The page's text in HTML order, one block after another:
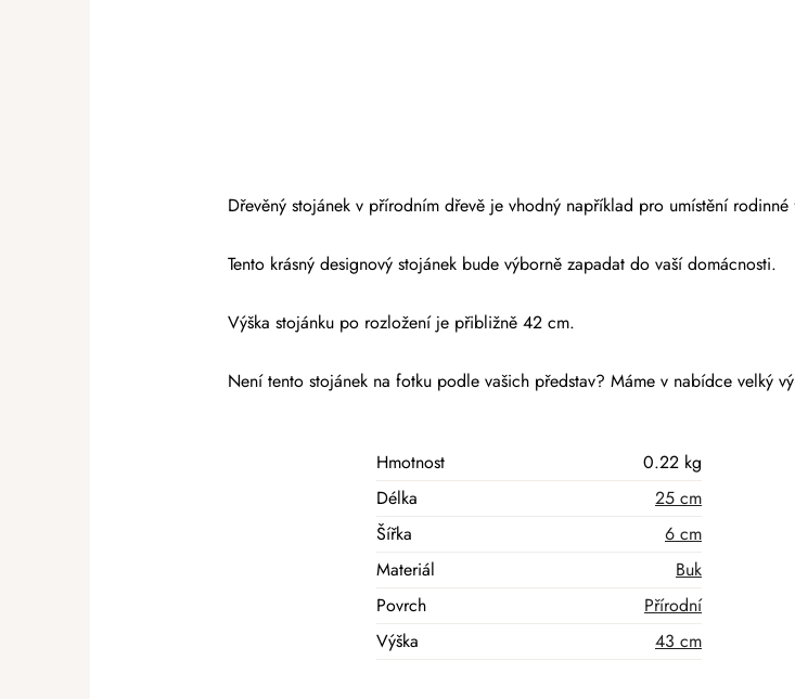
Dřevěný stojánek v přírodním dřevě je vhodný například pro umístění
Tento krásný designový stojánek bude výborně zapadat do vaší domácnosti.
Výška stojánku po rozložení je přibližně 42 cm.
Není tento stojánek na fotku podle vašich představ? Máme v nabídce velký
Hmotnost
0.22 kg
Délka
25 cm
Šířka
6 cm
Materiál
Buk
Povrch
Přírodní
Výška
43 cm